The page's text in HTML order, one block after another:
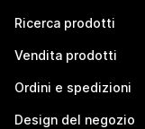
Ricerca prodotti
Vendita prodotti
Ordini e spedizioni
Design del negozio